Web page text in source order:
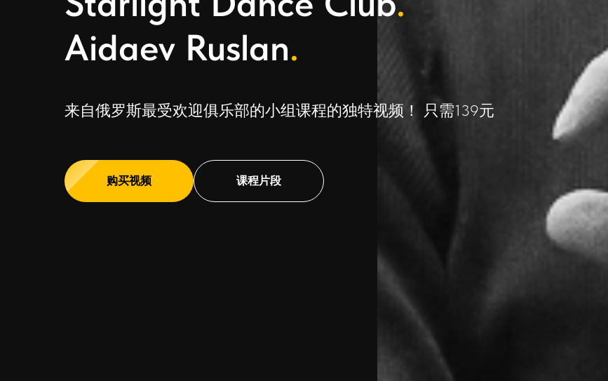
Aidaev Ruslan.
来自俄罗斯最受欢迎俱乐部的小组课程的独特视频！ 只需139元
购买视频 课程片段